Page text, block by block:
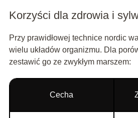
Korzyści dla zdrowia i
Przy prawidłowej technice nordic
wielu układów organizmu. Dla
zestawić go ze zwykłym marszem:
Cecha